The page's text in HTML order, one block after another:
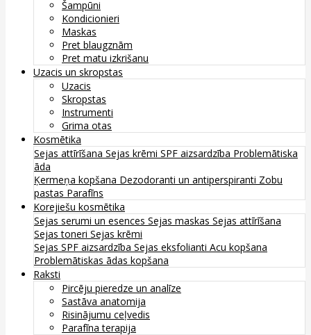
Šampūni
Kondicionieri
Maskas
Pret blaugznām
Pret matu izkrišanu
Uzacis un skropstas
Uzacis
Skropstas
Instrumenti
Grima otas
Kosmētika
Sejas attīrīšana Sejas krēmi SPF aizsardzība Problemātiska
āda
Ķermeņa kopšana Dezodoranti un antiperspiranti Zobu
pastas Parafīns
Korejiešu kosmētika
Sejas serumi un esences Sejas maskas Sejas attīrīšana
Sejas toneri Sejas krēmi
Sejas SPF aizsardzība Sejas eksfolianti Acu kopšana
Problemātiskas ādas kopšana
Raksti
Pircēju pieredze un analīze
Sastāva anatomija
Risinājumu ceļvedis
Parafīna terapija